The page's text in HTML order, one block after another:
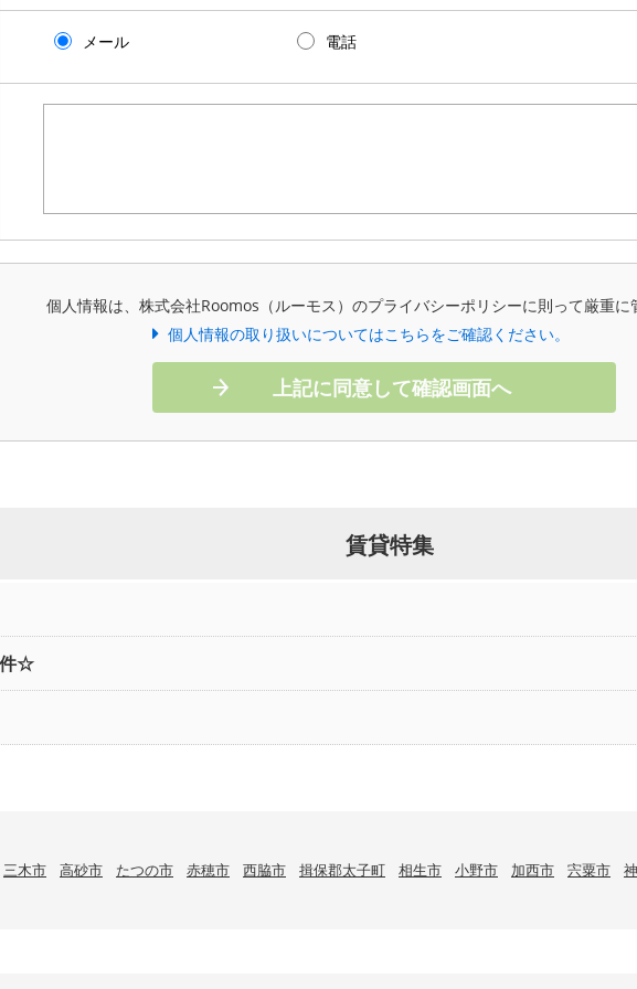
メール 電話
個人情報は、株式会社Roomos（ルーモス）のプライバシーポリシーに則って厳重に
個人情報の取り扱いについてはこちらをご確認ください。
上記に同意して確認画面へ
賃貸特集
件☆
三木市 高砂市 たつの市 赤穂市 西脇市 揖保郡太子町 相生市 小野市 加西市 宍粟市